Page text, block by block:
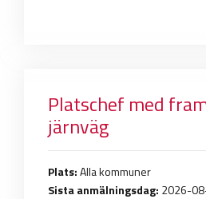
Platschef med
järnväg
Plats:Alla kommuner
Sista anmälningsdag: 2026-